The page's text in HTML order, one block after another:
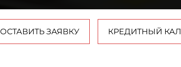
ОСТАВИТЬ ЗАЯВКУ КРЕДИТНЫЙ